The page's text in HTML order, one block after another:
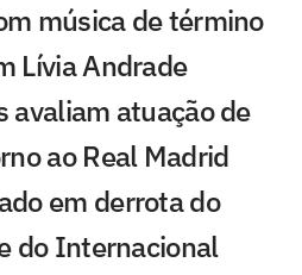
música de término
Lívia Andrade
avaliam atuação de
ao Real Madrid
em derrota do
do Internacional